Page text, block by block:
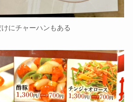
にチャーハンもある